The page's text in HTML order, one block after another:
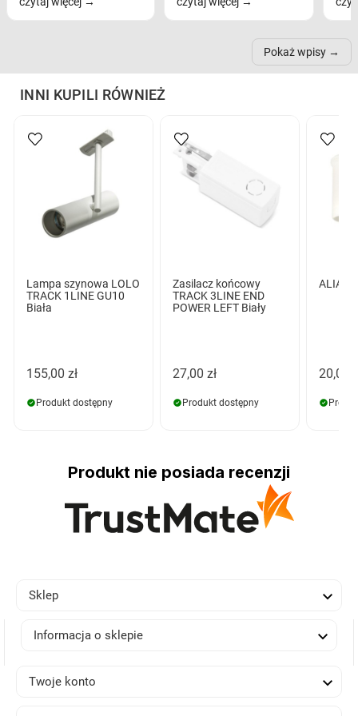
nich może przydać się w
Pokaż wpisy
INNI KUPILI RÓWNIEŻ
Lampa szynowa LOLO
TRACK 1LINE GU10
Biała
155,00 zł
Produkt dostępny
Zasilacz końcowy
TRACK 3LINE END
POWER LEFT Biały
27,00 zł
Produkt dostępny
ALIA
20,00
Produkt nie posiada recenzji
Sklep 
Informacja o sklepie 
Twoje konto 